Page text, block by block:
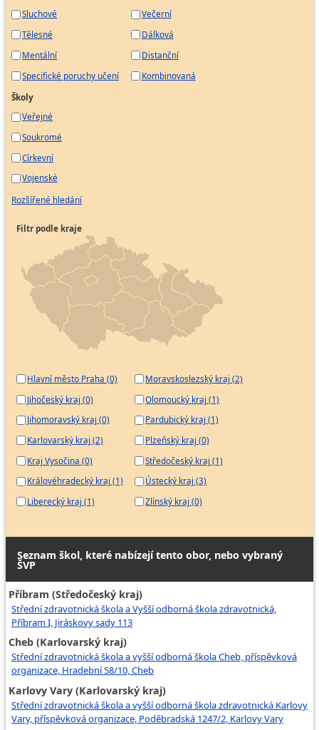
Sluchové
Tělesné
Mentální
Specifické poruchy učení
Večerní
Dálková
Distanční
Kombinovaná
Školy
Veřejné
Soukromé
Církevní
Vojenské
Rozšířené hledání
Filtr podle kraje
Hlavní město Praha (0)
Jihočeský kraj (0)
Jihomoravský kraj (0)
Karlovarský kraj (2)
Kraj Vysočina (0)
Královéhradecký kraj (1)
Liberecký kraj (1)
Moravskoslezský kraj (2)
Olomoucký kraj (1)
Pardubický kraj (1)
Plzeňský kraj (0)
Středočeský kraj (1)
Ústecký kraj (3)
Zlínský kraj (0)
Seznam škol, které nabízejí tento obor, nebo vybraný
ŠVP
Příbram (Středočeský kraj)
Střední zdravotnická škola a Vyšší odborná škola zdravotnická,
Příbram I, Jiráskovy sady 113
Cheb (Karlovarský kraj)
Střední zdravotnická škola a vyšší odborná škola Cheb, příspěvková
organizace, Hradební 58/10, Cheb
Karlovy Vary (Karlovarský kraj)
Střední zdravotnická škola a vyšší odborná škola zdravotnická Karlovy
Vary, příspěvková organizace, Poděbradská 1247/2, Karlovy Vary